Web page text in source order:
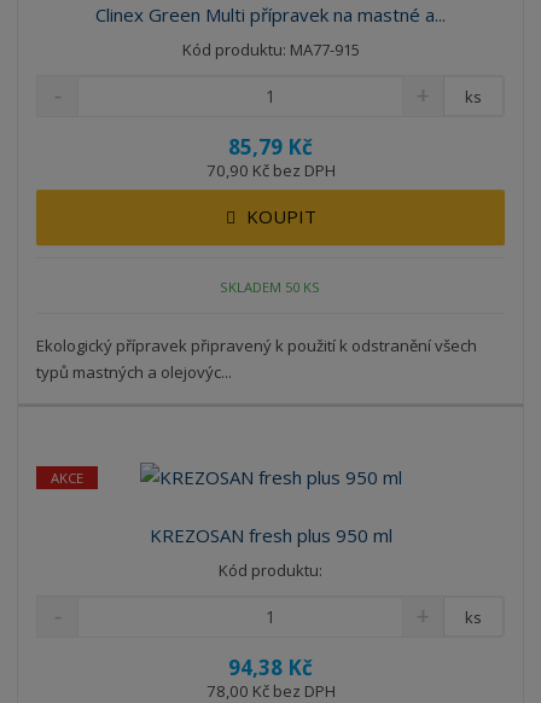
Clinex Green Multi přípravek na mastné a...
Kód produktu: MA77-915
85,79 Kč
70,90 Kč bez DPH
ks
KOUPIT
SKLADEM 50 KS
Ekologický přípravek připravený k použití k odstranění všech
typů mastných a olejovýc...
AKCE
KREZOSAN fresh plus 950 ml
Kód produktu:
94,38 Kč
78,00 Kč bez DPH
ks